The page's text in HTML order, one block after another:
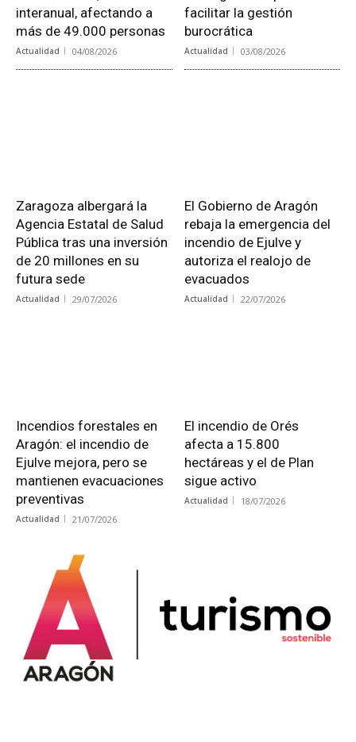
interanual, afectando a
más de 49.000 personas
Actualidad 04/08/2026
facilitar la gestión
burocrática
Actualidad 03/08/2026
Zaragoza albergará la
Agencia Estatal de Salud
Pública tras una inversión
de 20 millones en su
futura sede
Actualidad 29/07/2026
El Gobierno de Aragón
rebaja la emergencia del
incendio de Ejulve y
autoriza el realojo de
evacuados
Actualidad 22/07/2026
Incendios forestales en
Aragón: el incendio de
Ejulve mejora, pero se
mantienen evacuaciones
preventivas
Actualidad 21/07/2026
El incendio de Orés
afecta a 15.800
hectáreas y el de Plan
sigue activo
Actualidad 18/07/2026